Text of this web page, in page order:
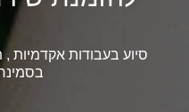
סיוע בעבודות אקדמיות ,